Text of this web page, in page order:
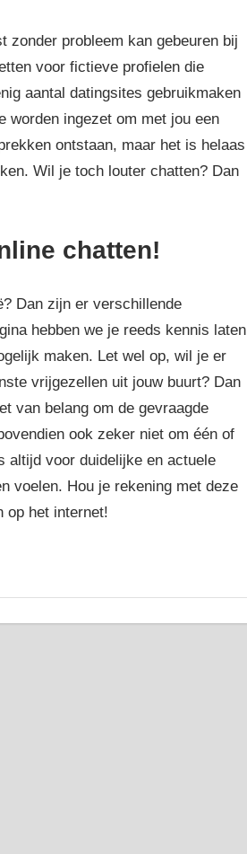
zonder probleem kan gebeuren bij
voor fictieve profielen die
aantal datingsites gebruikmaken
worden ingezet om met jou een
ontstaan, maar het is helaas
Wil je toch louter chatten? Dan
chatten!
Dan zijn er verschillende
hebben we je reeds kennis laten
maken. Let wel op, wil je er
vrijgezellen uit jouw buurt? Dan
van belang om de gevraagde
ook zeker niet om één of
altijd voor duidelijke en actuele
voelen. Hou je rekening met deze
op het internet!